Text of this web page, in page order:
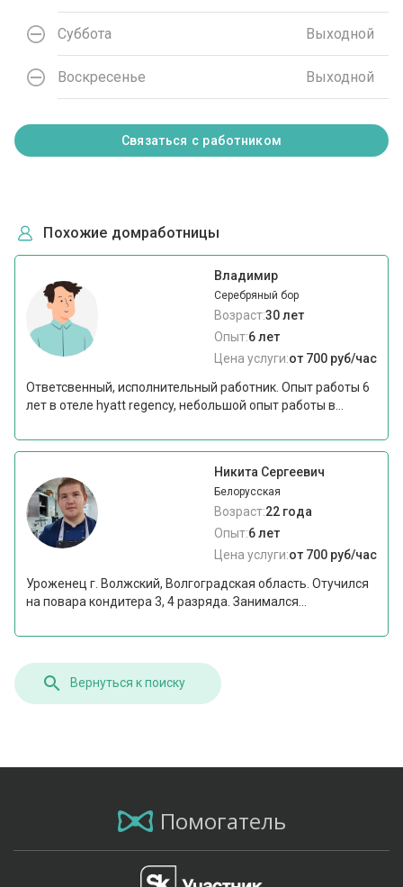
Суббота Выходной
Воскресенье Выходной
Связаться с работником
Похожие домработницы
Владимир
Серебряный бор
Возраст:30 лет
Опыт:6 лет
Цена услуги:от 700 руб/час
Ответсвенный, исполнительный работник. Опыт работы 6
лет в отеле hyatt regency, небольшой опыт работы в...
Никита Сергеевич
Белорусская
Возраст:22 года
Опыт:6 лет
Цена услуги:от 700 руб/час
Уроженец г. Волжский, Волгоградская область. Отучился
на повара кондитера 3, 4 разряда. Занимался...
Вернуться к поиску
Помогатель